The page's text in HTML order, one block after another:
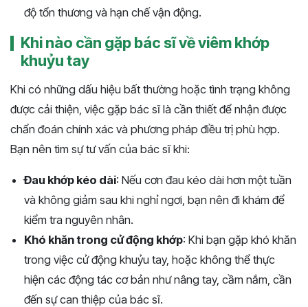
độ tổn thương và hạn chế vận động.
Khi nào cần gặp bác sĩ về viêm khớp
khuỷu tay
Khi có những dấu hiệu bất thường hoặc tình trạng không
được cải thiện, việc gặp bác sĩ là cần thiết để nhận được
chẩn đoán chính xác và phương pháp điều trị phù hợp.
Bạn nên tìm sự tư vấn của bác sĩ khi:
Đau khớp kéo dài: Nếu cơn đau kéo dài hơn một tuần
và không giảm sau khi nghỉ ngơi, bạn nên đi khám để
kiểm tra nguyên nhân.
Khó khăn trong cử động khớp: Khi bạn gặp khó khăn
trong việc cử động khuỷu tay, hoặc không thể thực
hiện các động tác cơ bản như nâng tay, cầm nắm, cần
đến sự can thiệp của bác sĩ.